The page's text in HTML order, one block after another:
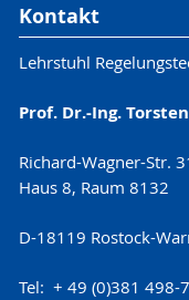
Kontakt
Lehrstuhl
Prof. Dr.-Ing.
Richard-Wagner-Str.
Haus 8, Raum 8132
D-18119 Rostock-
Tel: + 49 (0)381 498-